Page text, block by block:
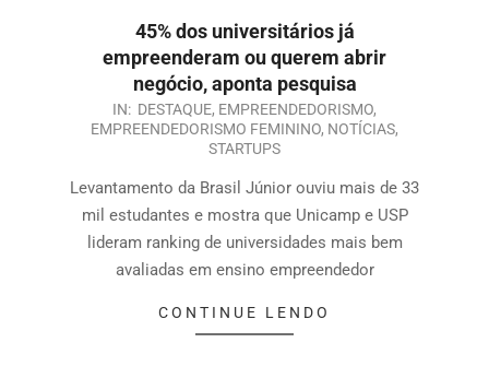
45% dos universitários já
empreenderam ou querem abrir
negócio, aponta pesquisa
IN: DESTAQUE, EMPREENDEDORISMO,
EMPREENDEDORISMO FEMININO, NOTÍCIAS,
STARTUPS
Levantamento da Brasil Júnior ouviu mais de 33
mil estudantes e mostra que Unicamp e USP
lideram ranking de universidades mais bem
avaliadas em ensino empreendedor
CONTINUE LENDO